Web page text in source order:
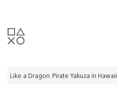
Like a Dragon: Pirate Yakuza in Hawaii